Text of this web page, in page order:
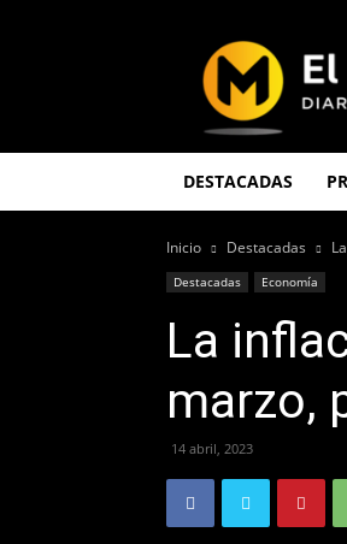
DESTACADAS
Inicio Destacadas
Destacadas Economía
La
marzo,
14 abril, 2023